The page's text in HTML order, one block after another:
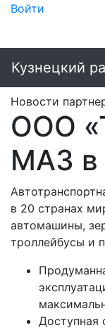
Войти
Кузнецкий
Новости
ООО
МАЗ в
в 20 странах
автомашины,
троллейбусы и
Доступная